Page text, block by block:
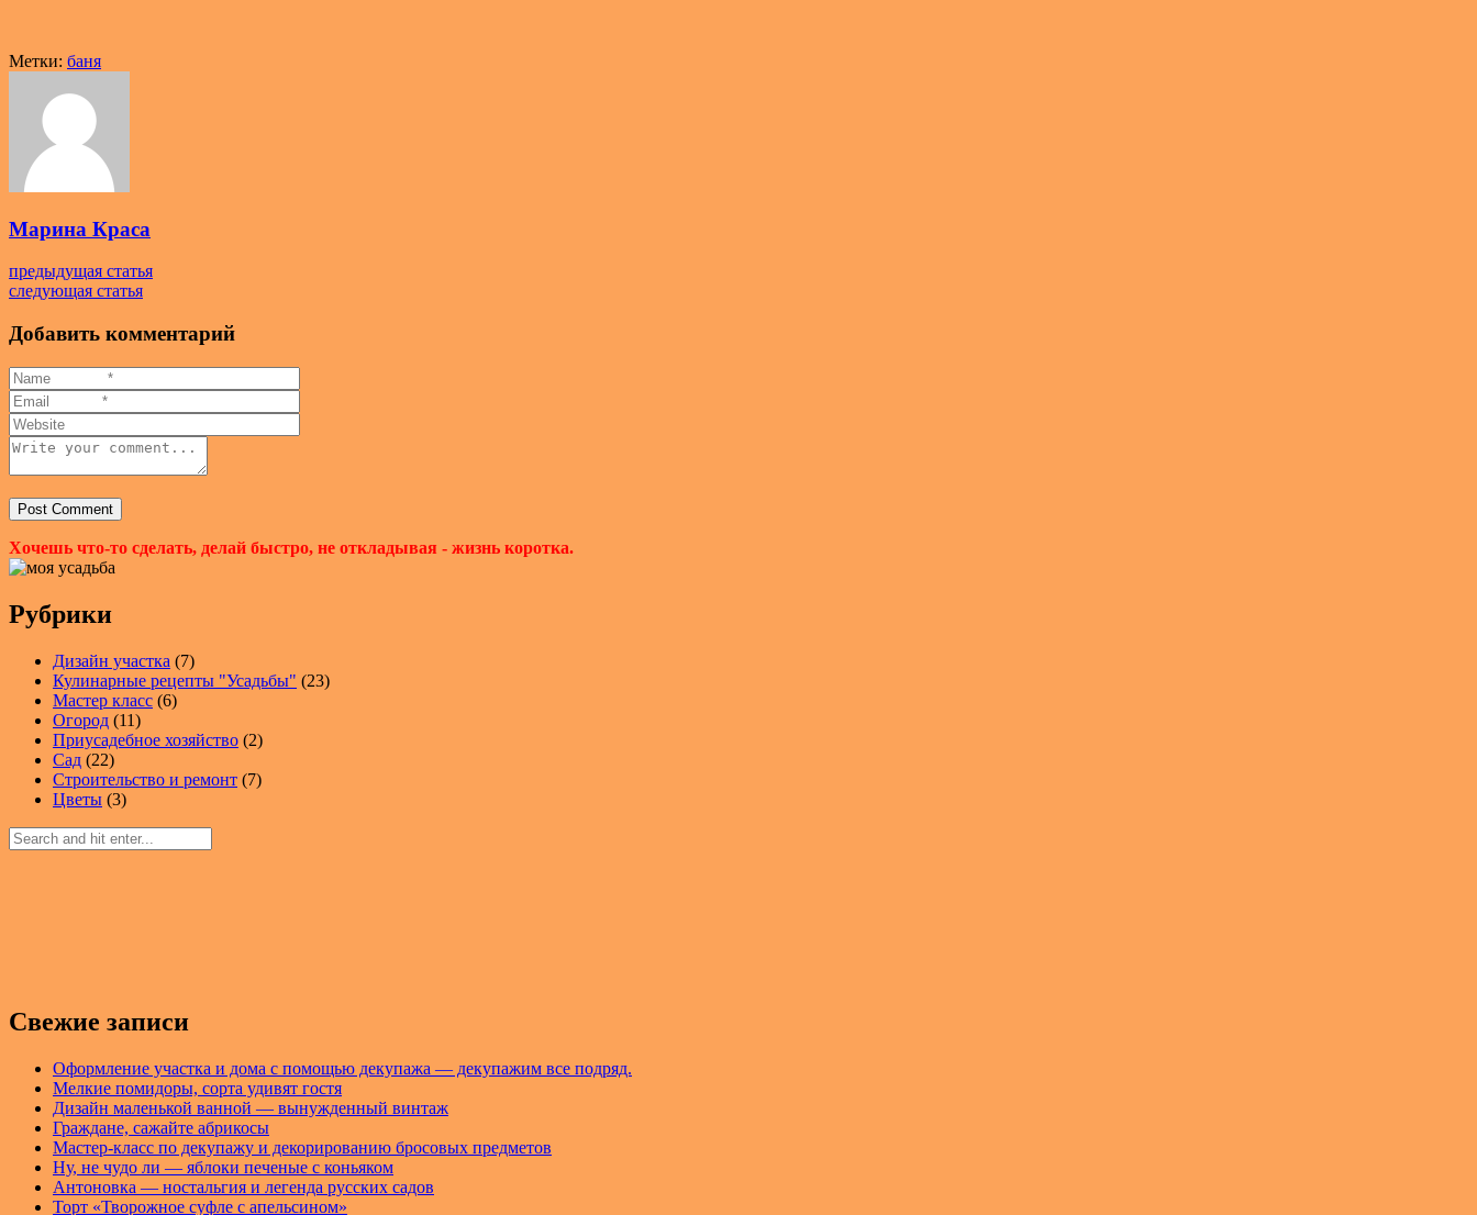
Метки: баня
Марина Краса
предыдущая статья
следующая статья
Добавить комментарий
Хочешь что-то сделать, делай быстро, не откладывая - жизнь коротка.
Рубрики
Дизайн участка (7)
Кулинарные рецепты "Усадьбы" (23)
Мастер класс (6)
Огород (11)
Приусадебное хозяйство (2)
Сад (22)
Строительство и ремонт (7)
Цветы (3)
Свежие записи
Оформление участка и дома с помощью декупажа — декупажим все подряд.
Мелкие помидоры, сорта удивят гостя
Дизайн маленькой ванной — вынужденный винтаж
Граждане, сажайте абрикосы
Мастер-класс по декупажу и декорированию бросовых предметов
Ну, не чудо ли — яблоки печеные с коньяком
Антоновка — ностальгия и легенда русских садов
Торт «Творожное суфле с апельсином»